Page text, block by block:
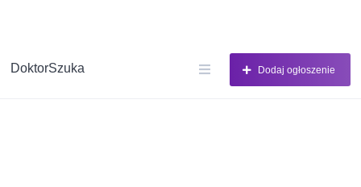
DoktorSzuka Dodaj ogłoszenie